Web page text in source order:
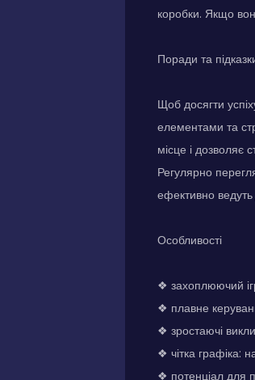
коробки. Якщо
Поради та
Щоб досягти
елементами та
місце і дозволяє
Регулярно
ефективно
Особливості
❖ захоплюючий
❖ плавне
❖ зростаючі
❖ чітка графіка:
❖ потенціал для